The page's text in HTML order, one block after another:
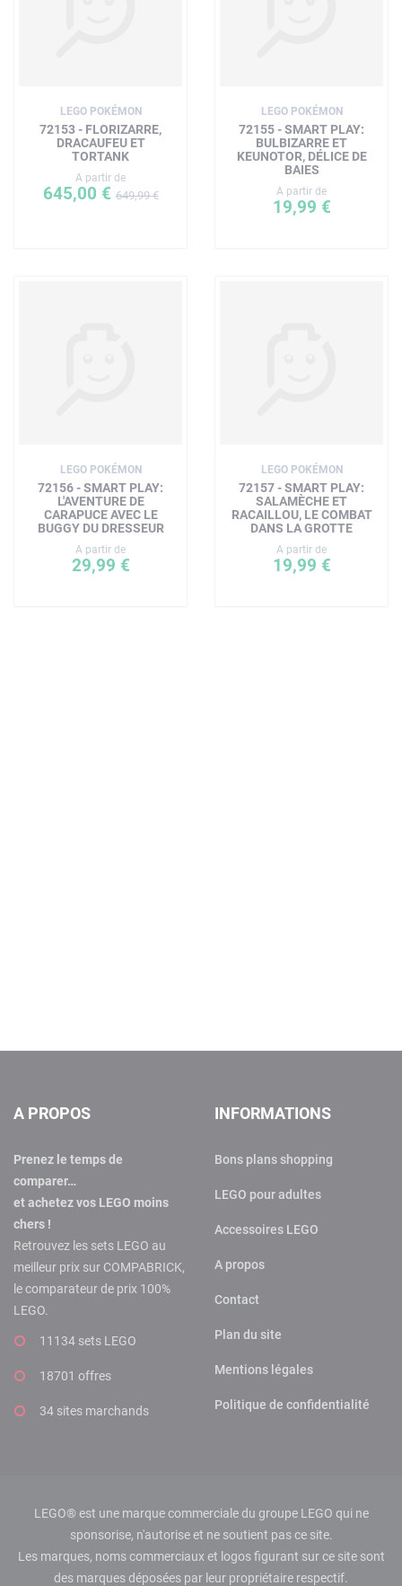
LEGO POKÉMON
72153 - FLORIZARRE,
DRACAUFEU ET
TORTANK
A partir de
645,00 €649,99 €
LEGO POKÉMON
72155 - SMART PLAY:
BULBIZARRE ET
KEUNOTOR, DÉLICE DE
BAIES
A partir de
19,99 €
LEGO POKÉMON
72156 - SMART PLAY:
L'AVENTURE DE
CARAPUCE AVEC LE
BUGGY DU DRESSEUR
A partir de
29,99 €
LEGO POKÉMON
72157 - SMART PLAY:
SALAMÈCHE ET
RACAILLOU, LE COMBAT
DANS LA GROTTE
A partir de
19,99 €
A PROPOS
Prenez le temps de
comparer…
et achetez vos LEGO moins
chers !
Retrouvez les sets LEGO au
meilleur prix sur COMPABRICK,
le comparateur de prix 100%
LEGO.
11134 sets LEGO
18701 offres
34 sites marchands
INFORMATIONS
Bons plans shopping
LEGO pour adultes
Accessoires LEGO
A propos
Contact
Plan du site
Mentions légales
Politique de confidentialité
LEGO® est une marque commerciale du groupe LEGO qui ne
sponsorise, n'autorise et ne soutient pas ce site.
Les marques, noms commerciaux et logos figurant sur ce site sont
des marques déposées par leur propriétaire respectif.